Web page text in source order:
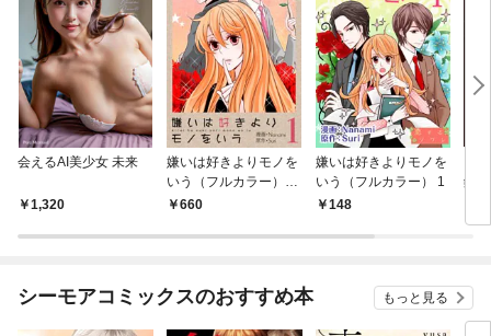
会えるAI美少女 未来
1,320
嫌いは好きよりモノを
いう（フルカラー）
【特装版】 1
660
嫌いは好きよりモノを
いう（フルカラー） 1
148
鑑
シーモアコミックスのおすすめ本 もっと見る